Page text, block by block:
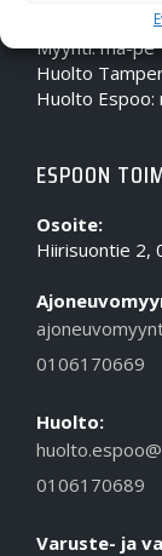
Myynti: ma-
Huolto
Huolto
ESPOON
Osoite:
Hiirisuontie 2,
0106170669
Huolto:
0106170689
Varuste- ja